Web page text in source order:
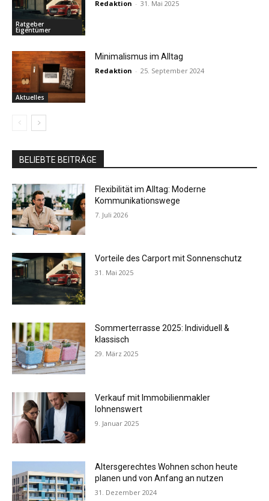
Ratgeber
Eigentümer
Redaktion - 31. Mai 2025
Aktuelles
Minimalismus im Alltag
Redaktion - 25. September 2024
BELIEBTE BEITRÄGE
Flexibilität im Alltag: Moderne
Kommunikationswege
7. Juli 2026
Vorteile des Carport mit Sonnenschutz
31. Mai 2025
Sommerterrasse 2025: Individuell &
klassisch
29. März 2025
Verkauf mit Immobilienmakler
lohnenswert
9. Januar 2025
Altersgerechtes Wohnen schon heute
planen und von Anfang an nutzen
31. Dezember 2024